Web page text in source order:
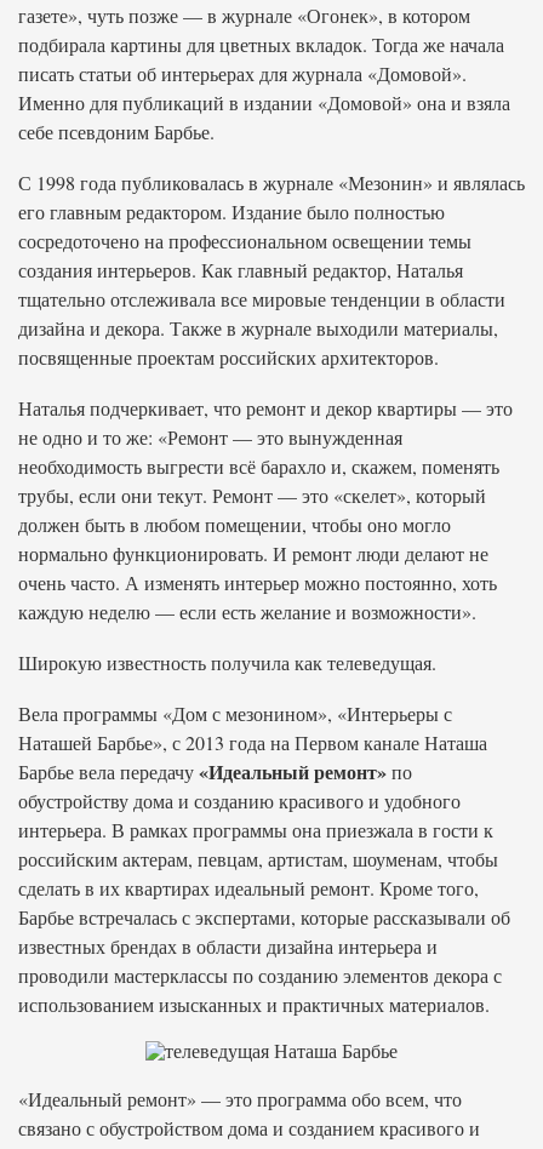
газете», чуть позже — в журнале «Огонек», в котором
подбирала картины для цветных вкладок. Тогда же начала
писать статьи об интерьерах для журнала «Домовой».
Именно для публикаций в издании «Домовой» она и взяла
себе псевдоним Барбье.
С 1998 года публиковалась в журнале «Мезонин» и являлась
его главным редактором. Издание было полностью
сосредоточено на профессиональном освещении темы
создания интерьеров. Как главный редактор, Наталья
тщательно отслеживала все мировые тенденции в области
дизайна и декора. Также в журнале выходили материалы,
посвященные проектам российских архитекторов.
Наталья подчеркивает, что ремонт и декор квартиры — это
не одно и то же: «Ремонт — это вынужденная
необходимость выгрести всё барахло и, скажем, поменять
трубы, если они текут. Ремонт — это «скелет», который
должен быть в любом помещении, чтобы оно могло
нормально функционировать. И ремонт люди делают не
очень часто. А изменять интерьер можно постоянно, хоть
каждую неделю — если есть желание и возможности».
Широкую известность получила как телеведущая.
Вела программы «Дом с мезонином», «Интерьеры с
Наташей Барбье», с 2013 года на Первом канале Наташа
Барбье вела передачу«Идеальный ремонт»по
обустройству дома и созданию красивого и удобного
интерьера. В рамках программы она приезжала в гости к
российским актерам, певцам, артистам, шоуменам, чтобы
сделать в их квартирах идеальный ремонт. Кроме того,
Барбье встречалась с экспертами, которые рассказывали об
известных брендах в области дизайна интерьера и
проводили мастерклассы по созданию элементов декора с
использованием изысканных и практичных материалов.
«Идеальный ремонт» — это программа обо всем, что
связано с обустройством дома и созданием красивого и